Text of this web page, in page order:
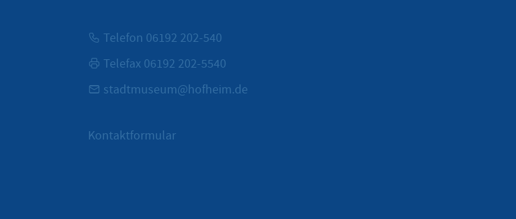
Telefon 06192 202-540
Telefax 06192 202-5540
stadtmuseum@hofheim.de
Kontaktformular